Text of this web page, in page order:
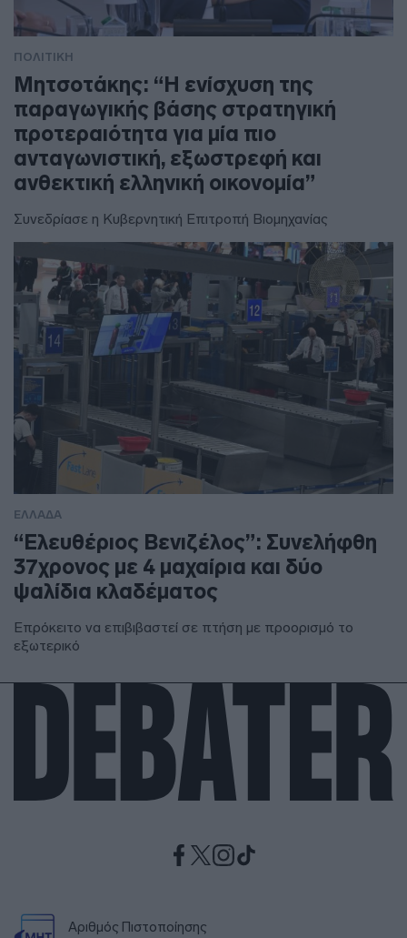
ΠΟΛΙΤΙΚΗ
Μητσοτάκης: “Η ενίσχυση της
παραγωγικής βάσης στρατηγική
προτεραιότητα για μία πιο
ανταγωνιστική, εξωστρεφή και
ανθεκτική ελληνική οικονομία”
Συνεδρίασε η Κυβερνητική Επιτροπή Βιομηχανίας
ΕΛΛΑΔΑ
“Ελευθέριος Βενιζέλος”: Συνελήφθη
37χρονος με 4 μαχαίρια και δύο
ψαλίδια κλαδέματος
Επρόκειτο να επιβιβαστεί σε πτήση με προορισμό το
εξωτερικό
Αριθμός Πιστοποίησης